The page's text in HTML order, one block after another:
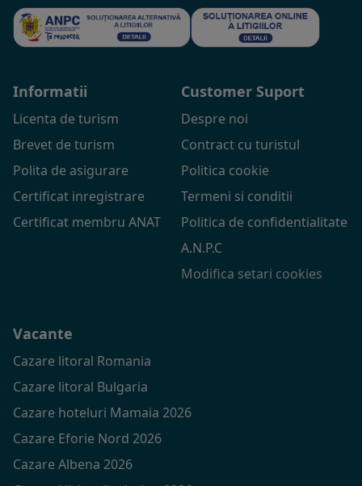
Informatii
Licenta de turism
Brevet de turism
Polita de asigurare
Certificat inregistrare
Certificat membru ANAT
Customer Suport
Despre noi
Contract cu turistul
Politica cookie
Termeni si conditii
Politica de confidentialitate
A.N.P.C
Modifica setari cookies
Vacante
Cazare litoral Romania
Cazare litoral Bulgaria
Cazare hoteluri Mamaia 2026
Cazare Eforie Nord 2026
Cazare Albena 2026